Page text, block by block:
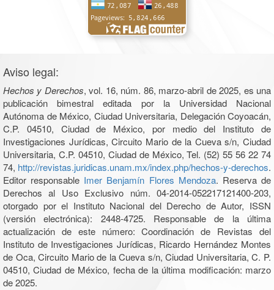
Aviso legal:
Hechos y Derechos, vol. 16, núm. 86, marzo-abril de 2025, es una
publicación bimestral editada por la Universidad Nacional
Autónoma de México, Ciudad Universitaria, Delegación Coyoacán,
C.P. 04510, Ciudad de México, por medio del Instituto de
Investigaciones Jurídicas, Circuito Mario de la Cueva s/n, Ciudad
Universitaria, C.P. 04510, Ciudad de México, Tel. (52) 55 56 22 74
74, http://revistas.juridicas.unam.mx/index.php/hechos-y-derechos.
Editor responsable Imer Benjamín Flores Mendoza. Reserva de
Derechos al Uso Exclusivo núm. 04-2014-052217121400-203,
otorgado por el Instituto Nacional del Derecho de Autor, ISSN
(versión electrónica): 2448-4725. Responsable de la última
actualización de este número: Coordinación de Revistas del
Instituto de Investigaciones Jurídicas, Ricardo Hernández Montes
de Oca, Circuito Mario de la Cueva s/n, Ciudad Universitaria, C. P.
04510, Ciudad de México, fecha de la última modificación: marzo
de 2025.